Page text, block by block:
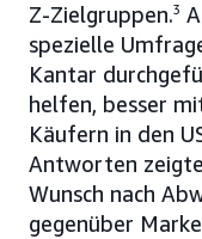
Z-Zielgruppen.3
spezielle
Kantar
helfen, besser
Käufern in den
Antworten
Wunsch nach
gegenüber